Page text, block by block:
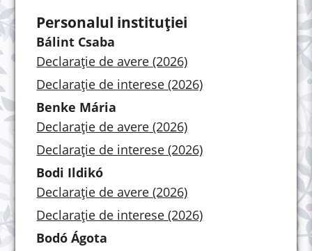
Personalul instituției
Bálint Csaba
Declarație de avere (2026)
Declarație de interese (2026)
Benke Mária
Declarație de avere (2026)
Declarație de interese (2026)
Bodi Ildikó
Declarație de avere (2026)
Declarație de interese (2026)
Bodó Ágota